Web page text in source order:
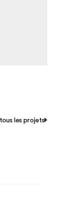
les projets